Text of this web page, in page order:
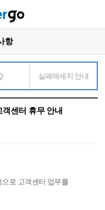
항
실패메세지 안내
센터 휴무 안내
으로 고객센터 업무를